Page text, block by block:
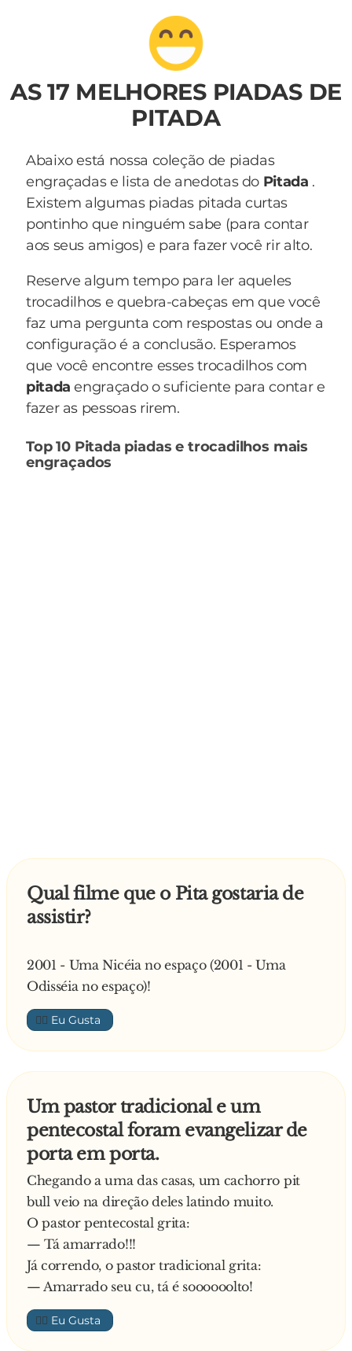
AS 17 MELHORES PIADAS DE
PITADA
Abaixo está nossa coleção de piadas
engraçadas e lista de anedotas do Pitada .
Existem algumas piadas pitada curtas
pontinho que ninguém sabe (para contar
aos seus amigos) e para fazer você rir alto.
Reserve algum tempo para ler aqueles
trocadilhos e quebra-cabeças em que você
faz uma pergunta com respostas ou onde a
configuração é a conclusão. Esperamos
que você encontre esses trocadilhos com
pitadaengraçado o suficiente para contar e
fazer as pessoas rirem.
Top 10 Pitada piadas e trocadilhos mais
engraçados
Qual filme que o Pita gostaria de
assistir?
2001 - Uma Nicéia no espaço (2001 - Uma
Odisséia no espaço)!
👍🏼
Um pastor tradicional e um
pentecostal foram evangelizar de
porta em porta.
Chegando a uma das casas, um cachorro pit
bull veio na direção deles latindo muito.
O pastor pentecostal grita:
— Tá amarrado!!!
Já correndo, o pastor tradicional grita:
— Amarrado seu cu, tá é soooooolto!
👍🏼